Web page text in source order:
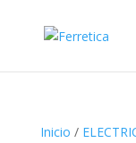
Inicio /